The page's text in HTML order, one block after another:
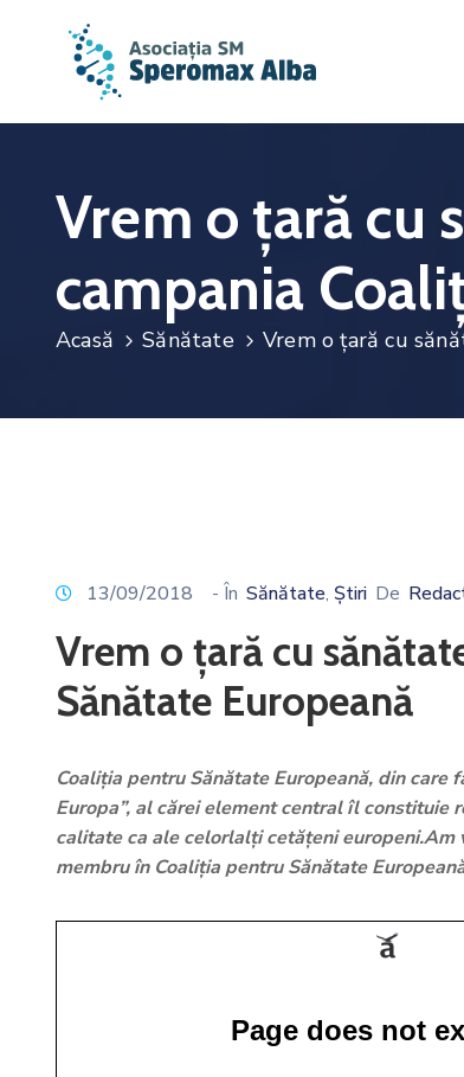
Vrem o ţară cu
campania
Acasă Sănătate Vrem o ţară cu
13/09/2018 - În Sănătate‚ Știri De
Vrem o ţară cu
Sănătate Europeană
Coaliţia pentru Sănătate Europeană, din
Europa”, al cărei element central îl
calitate ca ale celorlalţi cetăţeni europeni.Am
membru în Coaliţia pentru Sănătate